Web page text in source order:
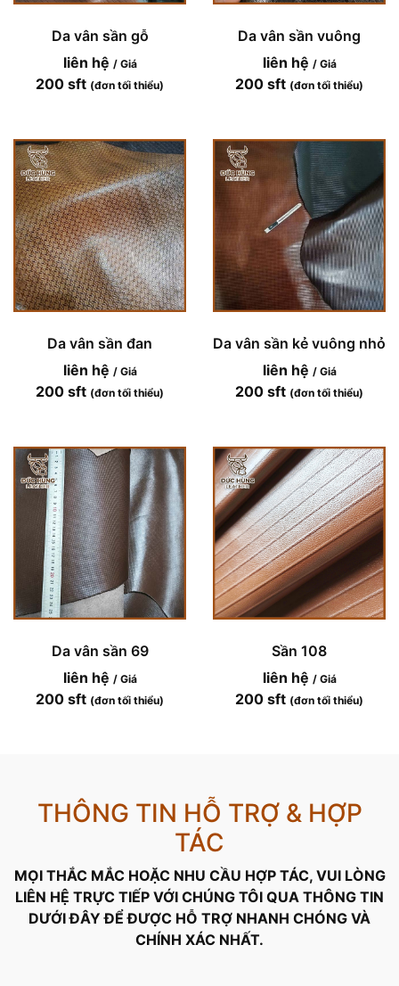
Da vân sần gỗ
liên hệ / Giá
200 sft (đơn tối thiểu)
Da vân sần vuông
liên hệ / Giá
200 sft (đơn tối thiểu)
Da vân sần đan
liên hệ / Giá
200 sft (đơn tối thiểu)
Da vân sần kẻ vuông nhỏ
liên hệ / Giá
200 sft (đơn tối thiểu)
Da vân sần 69
liên hệ / Giá
200 sft (đơn tối thiểu)
Sần 108
liên hệ / Giá
200 sft (đơn tối thiểu)
THÔNG TIN HỖ TRỢ & HỢP
TÁC
MỌI THẮC MẮC HOẶC NHU CẦU HỢP TÁC, VUI LÒNG
LIÊN HỆ TRỰC TIẾP VỚI CHÚNG TÔI QUA THÔNG TIN
DƯỚI ĐÂY ĐỂ ĐƯỢC HỖ TRỢ NHANH CHÓNG VÀ
CHÍNH XÁC NHẤT.